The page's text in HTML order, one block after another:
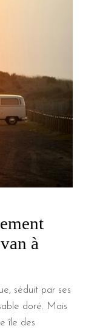
à
séduit par ses
doré. Mais
île des